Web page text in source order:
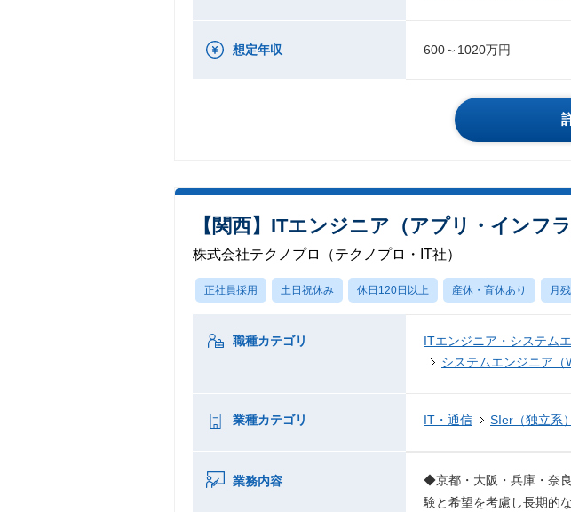
想定年収 600～1020万円
【関西】ITエンジニア（アプリ・インフ
株式会社テクノプロ（テクノプロ・IT社）
正社員採用 土日祝休み 休日120日以上 産休・育休あり 月
職種カテゴリ ITエンジニア・システム
システムエンジニア（
業種カテゴリ IT・通信 SIer（独立系）
業務内容
◆京都・大阪・兵庫・奈
験と希望を考慮し長期的